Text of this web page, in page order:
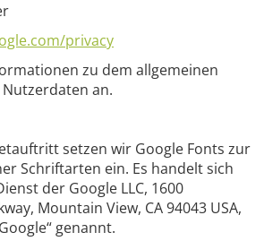
privacy
zu dem allgemeinen
an.
setzen wir Google Fonts zur
Schriftarten ein. Es handelt sich
der Google LLC, 1600
Mountain View, CA 94043 USA,
genannt.